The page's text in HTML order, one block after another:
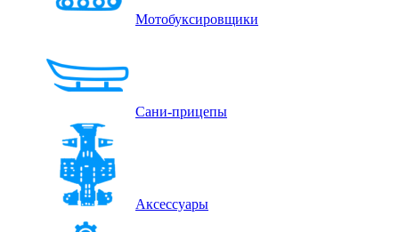
Мотобуксировщики
Сани-прицепы
Аксессуары